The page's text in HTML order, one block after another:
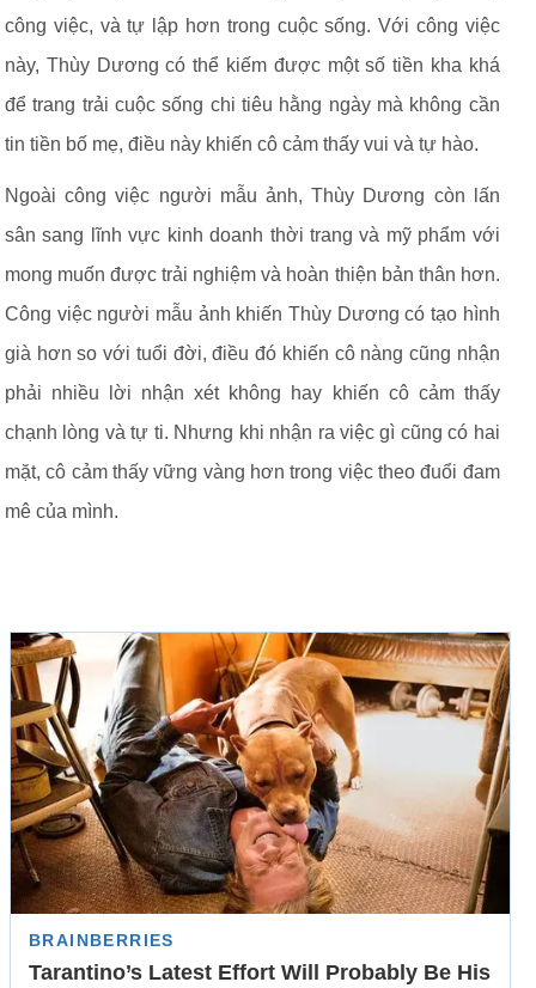
công việc, và tự lập hơn trong cuộc sống. Với công việc
này, Thùy Dương có thể kiếm được một số tiền kha khá
để trang trải cuộc sống chi tiêu hằng ngày mà không cần
tin tiền bố mẹ, điều này khiến cô cảm thấy vui và tự hào.
Ngoài công việc người mẫu ảnh, Thùy Dương còn lấn
sân sang lĩnh vực kinh doanh thời trang và mỹ phẩm với
mong muốn được trải nghiệm và hoàn thiện bản thân hơn.
Công việc người mẫu ảnh khiến Thùy Dương có tạo hình
già hơn so với tuổi đời, điều đó khiến cô nàng cũng nhận
phải nhiều lời nhận xét không hay khiến cô cảm thấy
chạnh lòng và tự ti. Nhưng khi nhận ra việc gì cũng có hai
mặt, cô cảm thấy vững vàng hơn trong việc theo đuổi đam
mê của mình.